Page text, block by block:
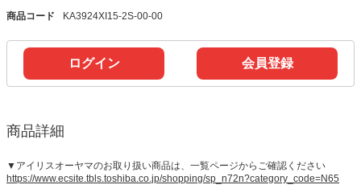
商品コード
KA3924XI15-2S-00-00
ログイン 会員登録
商品詳細
▼アイリスオーヤマのお取り扱い商品は、一覧ページからご確認ください
https://www.ecsite.tbls.toshiba.co.jp/shopping/sp_n72n?category_code=N65